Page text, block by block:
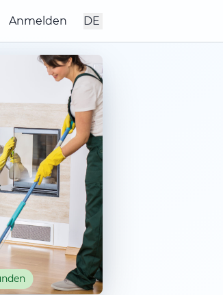
Anmelden DE